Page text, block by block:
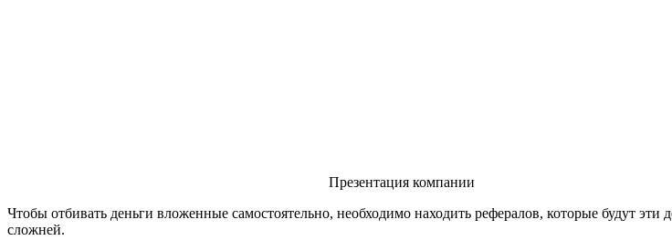
Презентация компании
Чтобы отбивать деньги вложенные самостоятельно, необходимо находить рефералов, которые будут
сложней.